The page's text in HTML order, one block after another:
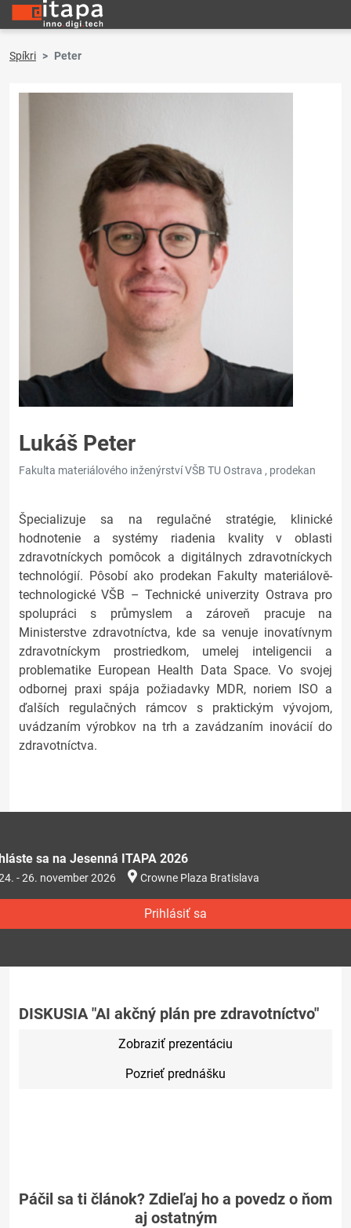
Spíkri Peter
Lukáš Peter
Fakulta materiálového inženýrství VŠB TU Ostrava , prodekan
Špecializuje sa na regulačné stratégie, klinické
hodnotenie a systémy riadenia kvality v oblasti
zdravotníckych pomôcok a digitálnych zdravotníckych
technológií. Pôsobí ako prodekan Fakulty materiálově-
technologické VŠB – Technické univerzity Ostrava pro
spolupráci s průmyslem a zároveň pracuje na
Ministerstve zdravotníctva, kde sa venuje inovatívnym
zdravotníckym prostriedkom, umelej inteligencii a
problematike European Health Data Space. Vo svojej
odbornej praxi spája požiadavky MDR, noriem ISO a
ďalších regulačných rámcov s praktickým vývojom,
uvádzaním výrobkov na trh a zavádzaním inovácií do
zdravotníctva.
sa na Jesenná ITAPA 2026
- 26. november 2026 Crowne Plaza Bratislava
Prihlásiť sa
DISKUSIA "AI akčný plán pre zdravotníctvo"
Zobraziť prezentáciu
Pozrieť prednášku
Páčil sa ti článok? Zdieľaj ho a povedz o ňom
aj ostatným